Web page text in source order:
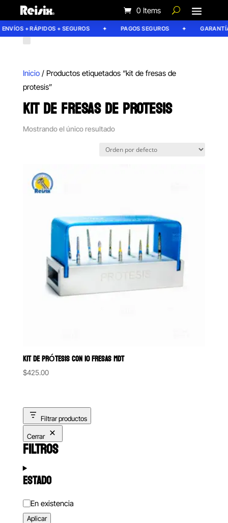
0 Items
+ RÁPIDOS + SEGUROS PAGOS SEGUROS
Inicio/ Productos etiquetados “kit de fresas de
protesis”
KIT DE FRESAS DE PROTESIS
Mostrando el único resultado
KIT DE PRÓTESIS CON 10 FRESAS MDT
$425.00
Filtrar productos
Cerrar
FILTROS
ESTADO
Estado
En existencia
Aplicar